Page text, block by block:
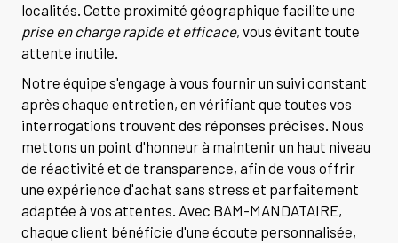
localités. Cette proximité géographique facilite une
prise en charge rapide et efficace, vous évitant toute
attente inutile.
Notre équipe s'engage à vous fournir un suivi constant
après chaque entretien, en vérifiant que toutes vos
interrogations trouvent des réponses précises. Nous
mettons un point d'honneur à maintenir un haut niveau
de réactivité et de transparence, afin de vous offrir
une expérience d'achat sans stress et parfaitement
adaptée à vos attentes. Avec BAM-MANDATAIRE,
chaque client bénéficie d'une écoute personnalisée,